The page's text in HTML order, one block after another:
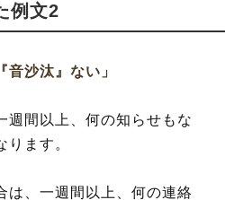
例文2
音沙汰』ない」
週間以上、何の知らせもな
ます。
は、一週間以上、何の連絡